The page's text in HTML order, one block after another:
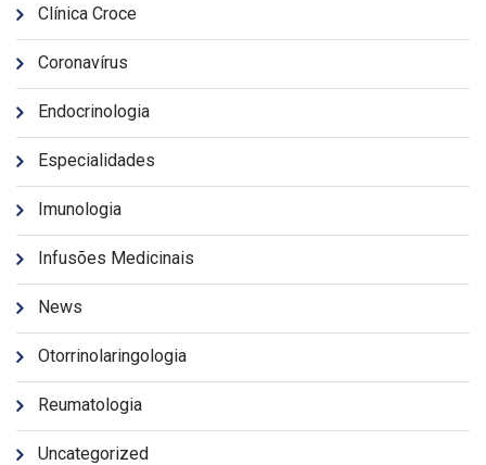
Clínica Croce
Coronavírus
Endocrinologia
Especialidades
Imunologia
Infusões Medicinais
News
Otorrinolaringologia
Reumatologia
Uncategorized